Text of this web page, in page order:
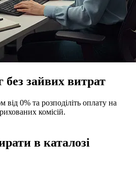
без зайвих витрат
від 0% та розподіліть оплату на
комісій.
в каталозі